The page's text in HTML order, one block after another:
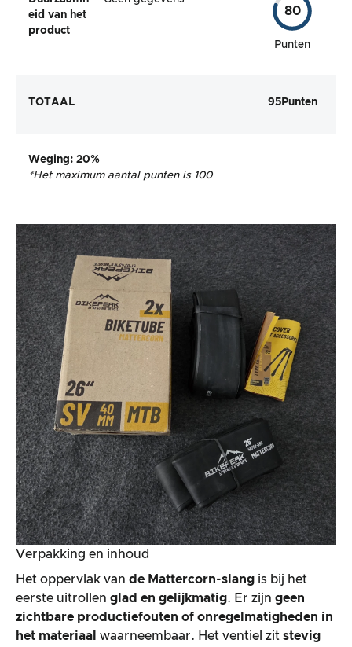
eid van het
product
80
Punten
TOTAAL 95Punten
Weging: 20%
*Het maximum aantal punten is 100
Verpakking en inhoud
Het oppervlak van de Mattercorn-slang is bij het
eerste uitrollen glad en gelijkmatig. Er zijn geen
zichtbare productiefouten of onregelmatigheden in
het materiaal waarneembaar. Het ventiel zit stevig